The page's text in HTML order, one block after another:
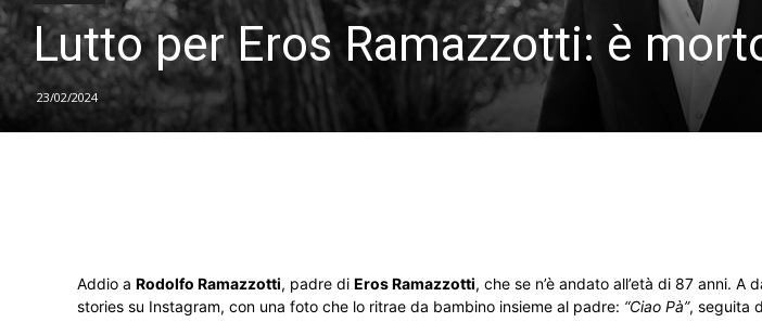
Lutto per Eros Ramazzotti: è
23/02/2024
Addio a Rodolfo Ramazzotti, padre di Eros Ramazzotti, che se n’è andato all’età di 87 anni.
stories su Instagram, con una foto che lo ritrae da bambino insieme al padre: “Ciao Pà”, seguita